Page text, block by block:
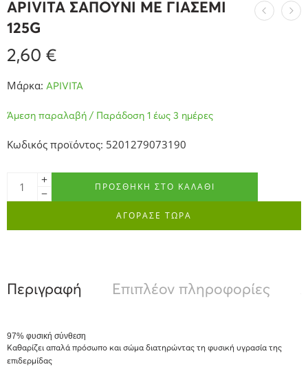
APIVITA ΣΑΠΟΥΝΙ ΜΕ ΓΙΑΣΕΜΙ
125G
2,60 €
Μάρκα: APIVITA
Άμεση παραλαβή / Παράδοση 1 έως 3 ημέρες
Κωδικός προϊόντος: 5201279073190
ΠΡΟΣΘΉΚΗ ΣΤΟ ΚΑΛΆΘΙ
ΑΓΟΡΑΣΕ ΤΩΡΑ
Περιγραφή Επιπλέον πληροφορίες
97% φυσική σύνθεση
Καθαρίζει απαλά πρόσωπο και σώμα διατηρώντας τη φυσική υγρασία της
επιδερμίδας